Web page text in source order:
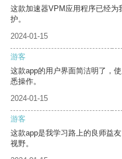
这款加速器VPM应用程序已经
护。
2024-01-15
游客
这款app的用户界面简洁明了，
悉操作。
2024-01-15
游客
这款app是我学习路上的良师益
视野。